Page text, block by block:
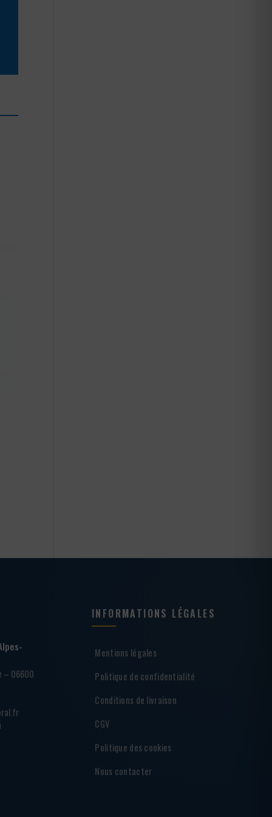
– 06600
INFORMATIONS LÉGALES
Mentions légales
Politique de confidentialité
Conditions de livraison
CGV
Politique des cookies
Nous contacter